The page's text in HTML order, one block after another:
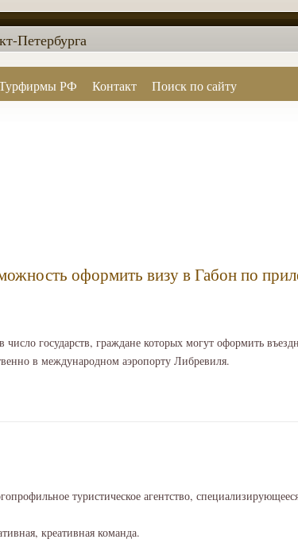
РФ Контакт Поиск по сайту
Петербурга
оформить визу в Габон по
государств, граждане которых могут оформить
в международном аэропорту Либревиля.
туристическое агентство,
креативная команда.